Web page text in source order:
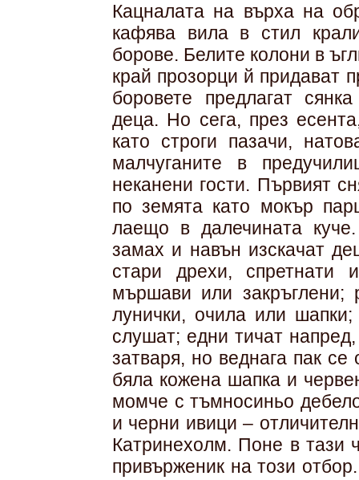
Кацналата на върха на
кафява вила в стил
борове. Белите колони в
край прозорци й придават
боровете предлагат
деца. Но сега, през
като строги пазачи,
малчуганите в
неканени гости. Първият
по земята като мокър
лаещо в далечината
замах и навън изскачат
стари дрехи, спретнати
мършави или закръглени;
лунички, очила или
слушат; едни тичат
затваря, но веднага пак
бяла кожена шапка и
момче с тъмносиньо
и черни ивици –
Катринехолм. Поне в тази
привърженик на този